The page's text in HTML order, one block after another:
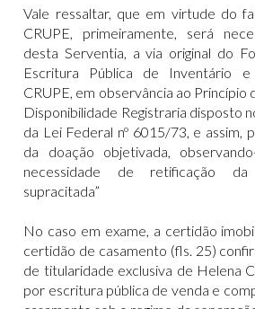
Vale ressaltar, que em virtude do
CRUPE, primeiramente, será
desta Serventia, a via original do
Escritura Pública de Inventário
CRUPE, em observância ao Princípio
Disponibilidade Registraria disposto
da Lei Federal nº 6015/73, e assim,
da doação objetivada,
necessidade de retificação
supracitada”
No caso em exame, a certidão
certidão de casamento (fls. 25)
de titularidade exclusiva de Helena
por escritura pública de venda e